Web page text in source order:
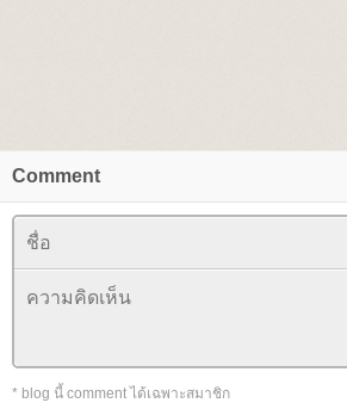
Comment
* blog นี้ comment ได้เฉพาะสมาชิก